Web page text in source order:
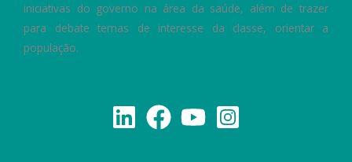
iniciativas do governo na área da saúde, além de trazer
para debate temas de interesse da classe, orientar a
população.